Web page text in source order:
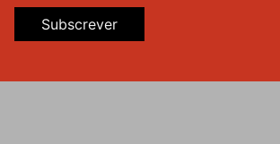
Subscrever